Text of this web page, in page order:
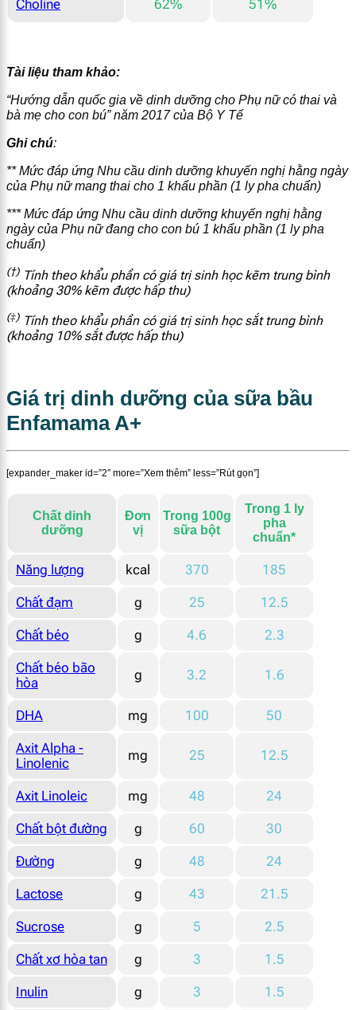
Choline 62% 51%
Tài liệu tham khảo:
“Hướng dẫn quốc gia về dinh dưỡng cho Phụ nữ có thai và
bà mẹ cho con bú” năm 2017 của Bộ Y Tế
Ghi chú:
** Mức đáp ứng Nhu cầu dinh dưỡng khuyến nghị hằng ngày
của Phụ nữ mang thai cho 1 khẩu phần (1 ly pha chuẩn)
*** Mức đáp ứng Nhu cầu dinh dưỡng khuyến nghị hằng
ngày của Phụ nữ đang cho con bú 1 khẩu phần (1 ly pha
chuẩn)
(†) Tính theo khẩu phần có giá trị sinh học kẽm trung bình
(khoảng 30% kẽm được hấp thu)
(‡) Tính theo khẩu phần có giá trị sinh học sắt trung bình
(khoảng 10% sắt được hấp thu)
Giá trị dinh dưỡng của sữa bầu
Enfamama A+
[expander_maker id=”2″ more=”Xem thêm” less=”Rút gọn”]
Chất dinh
dưỡng
Đơn
vị
Trong 100g
sữa bột
Trong 1 ly
pha
chuẩn*
Năng lượng kcal 370 185
Chất đạm g 25 12.5
Chất béo g 4.6 2.3
Chất béo bão
hòa
g 3.2 1.6
DHA mg 100 50
Axit Alpha -
Linolenic
mg 25 12.5
Axit Linoleic mg 48 24
Chất bột đường g 60 30
Đường g 48 24
Lactose g 43 21.5
Sucrose g 5 2.5
Chất xơ hòa tan g 3 1.5
Inulin g 3 1.5